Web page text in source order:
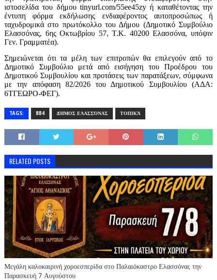
ιστοσελίδα του δήμου tinyurl.com/55ee45zy ή καταθέτοντας την
έντυπη φόρμα εκδήλωσης ενδιαφέροντος αυτοπροσώπως ή
ταχυδρομικά στο πρωτόκολλο του Δήμου (Δημοτικό Συμβούλιο
Ελασσόνας, 6ης Οκτωβρίου 57, Τ.Κ. 40200 Ελασσόνα, υπόψιν
Γεν. Γραμματέα).
Σημειώνεται ότι τα μέλη των επιτροπών θα επιλεγούν από το
Δημοτικό Συμβούλιο μετά από εισήγηση του Προέδρου του
Δημοτικού Συμβουλίου και προτάσεις των παρατάξεων, σύμφωνα
με την απόφαση 82/2026 του Δημοτικού Συμβουλίου (ΑΔΑ:
6ΤΓΕΩΡΟ-ΦΕΓ).
TAGS: 884 ΔΉΜΟΣ ΕΛΑΣΣΌΝΑΣ ΤΟΠΙΚΆ
RELATED POSTS
Μεγάλη καλοκαιρινή χοροεσπερίδα στο Παλαιόκαστρο Ελασσόνας την
Παρασκευή 7 Αυγούστου